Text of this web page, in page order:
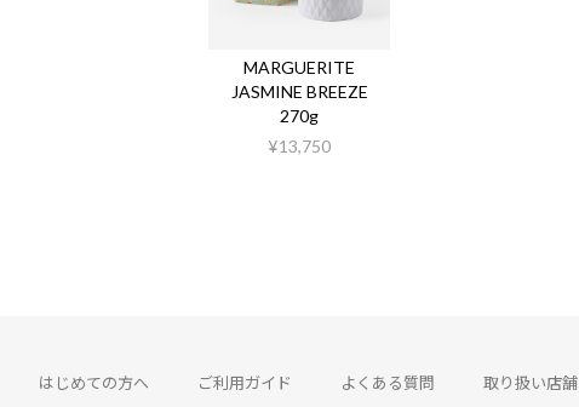
MARGUERITE
JASMINE BREEZE
270g
¥13,750
はじめての方へ ご利用ガイド よくある質問 取り扱い店舗